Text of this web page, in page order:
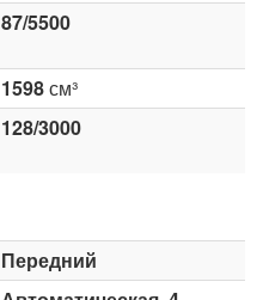
87/5500
1598см³
128/3000
Передний